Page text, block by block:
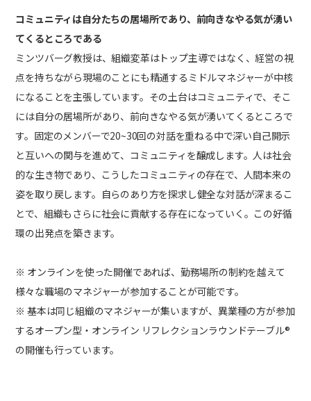
コミュニティは自分たちの居場所であり、前向きなやる気が湧い
てくるところである
ミンツバーグ教授は、組織変革はトップ主導ではなく、経営の視
点を持ちながら現場のことにも精通するミドルマネジャーが中核
になることを主張しています。その土台はコミュニティで、そこ
には自分の居場所があり、前向きなやる気が湧いてくるところで
す。固定のメンバーで20~30回の対話を重ねる中で深い自己開示
と互いへの関与を進めて、コミュニティを醸成します。人は社会
的な生き物であり、こうしたコミュニティの存在で、人間本来の
姿を取り戻します。自らのあり方を探求し健全な対話が深まるこ
とで、組織もさらに社会に貢献する存在になっていく。この好循
環の出発点を築きます。
※ オンラインを使った開催であれば、勤務場所の制約を越えて
様々な職場のマネジャーが参加することが可能です。
※ 基本は同じ組織のマネジャーが集いますが、異業種の方が参加
するオープン型・オンライン リフレクションラウンドテーブル®
の開催も行っています。